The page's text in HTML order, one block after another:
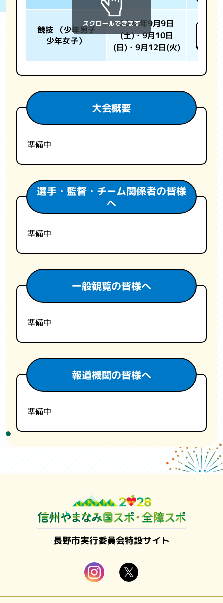
競技 （少年男子
少年女子）
2028年9月9日
(土)・9月10日
(日)・9月12日(火)
大会概要
準備中
選手・監督・チーム関係者の皆様
へ
準備中
一般観覧の皆様へ
準備中
報道機関の皆様へ
準備中
長野市実行委員会特設サイト